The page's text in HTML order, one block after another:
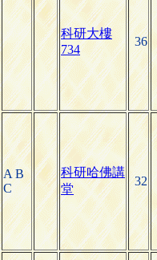
科研大樓
734
36
A B
C
科研哈佛講
堂
32